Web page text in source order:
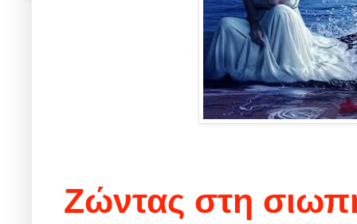
Ζώντας στη